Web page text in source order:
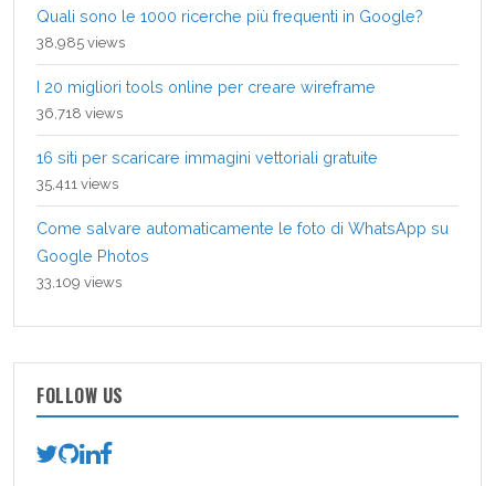
Quali sono le 1000 ricerche più frequenti in Google?
38,985 views
I 20 migliori tools online per creare wireframe
36,718 views
16 siti per scaricare immagini vettoriali gratuite
35,411 views
Come salvare automaticamente le foto di WhatsApp su
Google Photos
33,109 views
FOLLOW US